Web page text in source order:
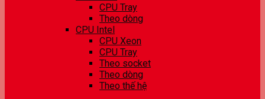
CPU Tray
Theo dòng
CPU Intel
CPU Xeon
CPU Tray
Theo socket
Theo dòng
Theo thế hệ